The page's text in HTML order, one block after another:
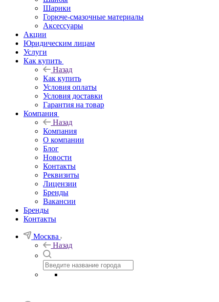
Шарики
Горюче-смазочные материалы
Аксессуары
Акции
Юридическим лицам
Услуги
Как купить
Назад
Как купить
Условия оплаты
Условия доставки
Гарантия на товар
Компания
Назад
Компания
О компании
Блог
Новости
Контакты
Реквизиты
Лицензии
Бренды
Вакансии
Бренды
Контакты
Москва
Назад